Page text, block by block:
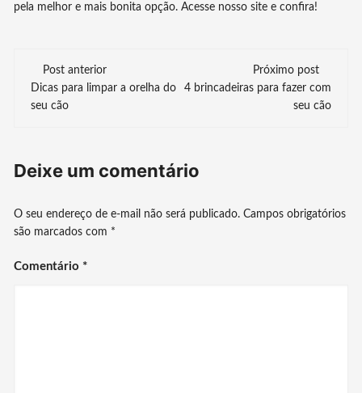
pela melhor e mais bonita opção. Acesse nosso site e confira!
Navegação
de
Post anterior
Dicas para limpar a orelha do
seu cão
Próximo post
4 brincadeiras para fazer com
seu cão
Deixe um comentário
O seu endereço de e-mail não será publicado. Campos obrigatórios
são marcados com *
Comentário *